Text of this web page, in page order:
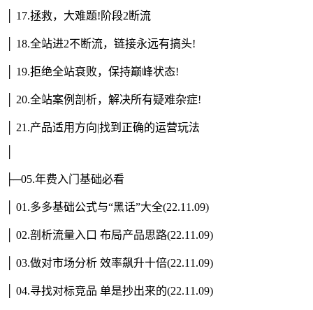
│ 17.拯救，大难题!阶段2断流
│ 18.全站进2不断流，链接永远有搞头!
│ 19.拒绝全站衰败，保持巅峰状态!
│ 20.全站案例剖析，解决所有疑难杂症!
│ 21.产品适用方向|找到正确的运营玩法
├─05.年费入门基础必看
│ 01.多多基础公式与“黑话”大全(22.11.09)
│ 02.剖析流量入口 布局产品思路(22.11.09)
│ 03.做对市场分析 效率飙升十倍(22.11.09)
│ 04.寻找对标竞品 单是抄出来的(22.11.09)